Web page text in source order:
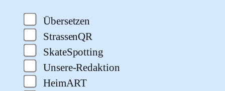
Übersetzen
StrassenQR
SkateSpotting
Unsere-Redaktion
HeimART